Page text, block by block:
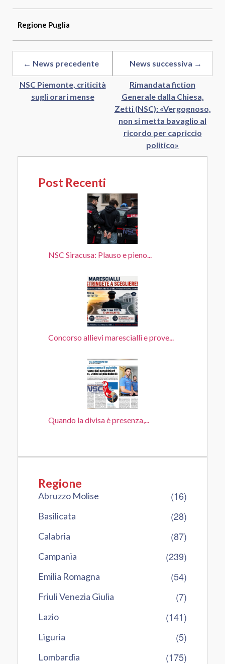
Regione Puglia
← News precedente
NSC Piemonte, criticità
sugli orari mense
News successiva →
Rimandata fiction
Generale dalla Chiesa,
Zetti (NSC): «Vergognoso,
non si metta bavaglio al
ricordo per capriccio
politico»
Post Recenti
NSC Siracusa: Plauso e pieno...
Concorso allievi marescialli e prove...
Quando la divisa è presenza,...
Regione
Abruzzo Molise (16)
Basilicata (28)
Calabria (87)
Campania (239)
Emilia Romagna (54)
Friuli Venezia Giulia (7)
Lazio (141)
Liguria (5)
Lombardia (175)